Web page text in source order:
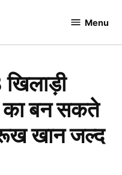
Menu
का बन सकते
खान जल्द